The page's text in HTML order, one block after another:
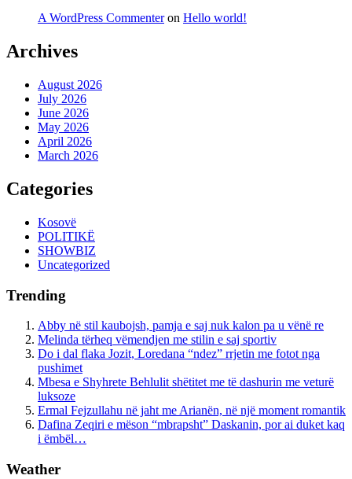
A WordPress Commenteron Hello world!
Archives
August 2026
July 2026
June 2026
May 2026
April 2026
March 2026
Categories
Kosovë
POLITIKË
SHOWBIZ
Uncategorized
Trending
Abby në stil kaubojsh, pamja e saj nuk kalon pa u vënë re
Melinda tërheq vëmendjen me stilin e saj sportiv
Do i dal flaka Jozit, Loredana “ndez” rrjetin me fotot nga
pushimet
Mbesa e Shyhrete Behlulit shëtitet me të dashurin me veturë
luksoze
Ermal Fejzullahu në jaht me Arianën, në një moment romantik
Dafina Zeqiri e mëson “mbrapsht” Daskanin, por ai duket kaq
i ëmbël…
Weather